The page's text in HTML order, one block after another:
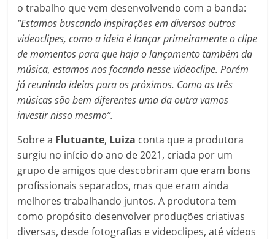
o trabalho que vem desenvolvendo com a banda:
“Estamos buscando inspirações em diversos outros
videoclipes, como a ideia é lançar primeiramente o clipe
de momentos para que haja o lançamento também da
música, estamos nos focando nesse videoclipe. Porém
já reunindo ideias para os próximos. Como as três
músicas são bem diferentes uma da outra vamos
investir nisso mesmo”.
Sobre a Flutuante, Luiza conta que a produtora
surgiu no início do ano de 2021, criada por um
grupo de amigos que descobriram que eram bons
profissionais separados, mas que eram ainda
melhores trabalhando juntos. A produtora tem
como propósito desenvolver produções criativas
diversas, desde fotografias e videoclipes, até vídeos